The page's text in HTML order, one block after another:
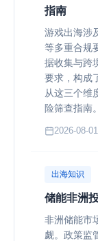
指南
游戏出海涉
等多重合规
据收集与跨
要求，构成
从这三个维
险筛查指南。
2026-08-
出海知识
储能非洲
非洲储能市
觑。政策监